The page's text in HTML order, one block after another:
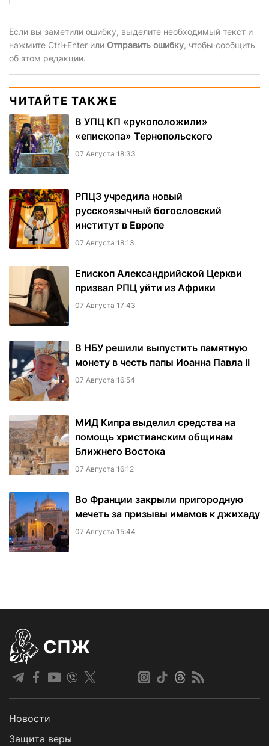
Если вы заметили ошибку, выделите необходимый текст и
нажмите Ctrl+Enter или Отправить ошибку, чтобы сообщить
об этом редакции.
ЧИТАЙТЕ ТАКЖЕ
В УПЦ КП «рукоположили»
«епископа» Тернопольского
07 Августа 18:33
РПЦЗ учредила новый
русскоязычный богословский
институт в Европе
07 Августа 18:13
Епископ Александрийской Церкви
призвал РПЦ уйти из Африки
07 Августа 17:43
В НБУ решили выпустить памятную
монету в честь папы Иоанна Павла II
07 Августа 16:54
МИД Кипра выделил средства на
помощь христианским общинам
Ближнего Востока
07 Августа 16:12
Во Франции закрыли пригородную
мечеть за призывы имамов к джихаду
07 Августа 15:44
СПЖ
Новости
Защита веры